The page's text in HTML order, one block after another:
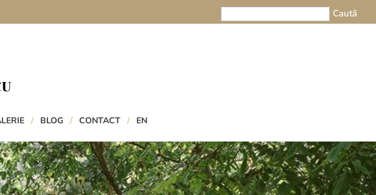
BLOG CONTACT EN